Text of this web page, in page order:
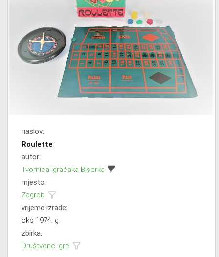
naslov:
Roulette
autor:
Tvornica igračaka Biserka
mjesto:
Zagreb
vrijeme izrade:
oko 1974. g.
zbirka:
Društvene igre